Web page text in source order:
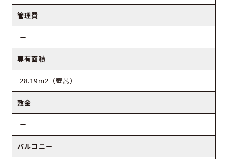
管理費
ー
専有面積
28.19m2（壁芯）
敷金
ー
バルコニー